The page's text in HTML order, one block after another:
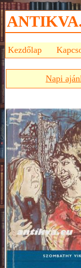
Kezdőlap
Napi